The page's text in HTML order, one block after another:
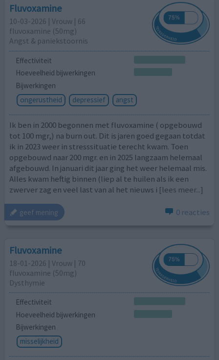
Fluvoxamine
10-03-2026 | Vrouw | 66
fluvoxamine (50mg)
Angst & paniekstoornis
Effectiviteit
Hoeveelheid bijwerkingen
Bijwerkingen
ongerustheid
depressief angst
Ik ben in 2000 begonnen met fluvoxamine ( opgebouwd
tot 100 mgr,) na burn out. Dit is jaren goed gegaan totdat
ik in 2023 weer in stresssituatie terecht kwam. Toen
opgebouwd naar 200 mgr. en in 2025 langzaam helemaal
afgebouwd. In januari dit jaar ging het weer helemaal mis.
Alles kwam heftig binnen (liep al te huilen als ik een
zwerver zag en veel last van al het nieuws i [lees meer...]
geef mening 0 reacties
Fluvoxamine
18-01-2026 | Vrouw | 70
fluvoxamine (50mg)
Dysthymie
Effectiviteit
Hoeveelheid bijwerkingen
Bijwerkingen
misselijkheid